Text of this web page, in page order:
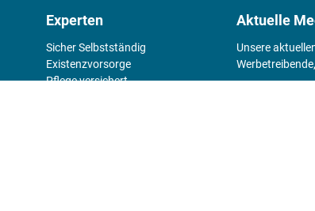
Experten
Sicher Selbstständig
Existenz­vorsorge
Pflege versichert
Aktuelle
Unsere